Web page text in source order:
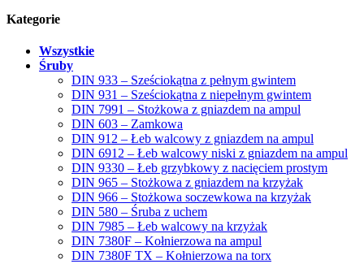
Kategorie
Wszystkie
Śruby
DIN 933 – Sześciokątna z pełnym gwintem
DIN 931 – Sześciokątna z niepełnym gwintem
DIN 7991 – Stożkowa z gniazdem na ampul
DIN 603 – Zamkowa
DIN 912 – Łeb walcowy z gniazdem na ampul
DIN 6912 – Łeb walcowy niski z gniazdem na ampul
DIN 9330 – Łeb grzybkowy z nacięciem prostym
DIN 965 – Stożkowa z gniazdem na krzyżak
DIN 966 – Stożkowa soczewkowa na krzyżak
DIN 580 – Śruba z uchem
DIN 7985 – Łeb walcowy na krzyżak
DIN 7380F – Kołnierzowa na ampul
DIN 7380F TX – Kołnierzowa na torx